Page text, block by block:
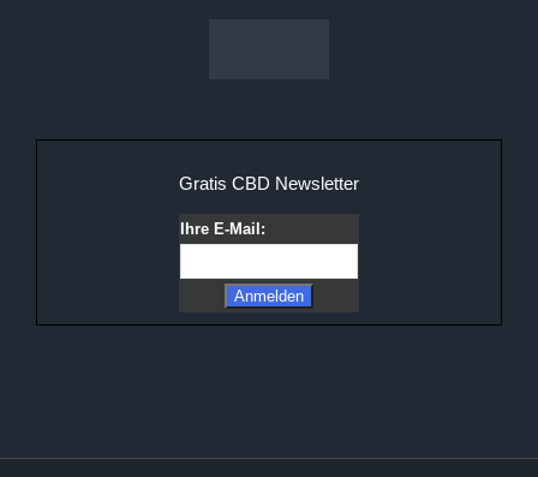
Gratis CBD Newsletter
Ihre E-Mail: